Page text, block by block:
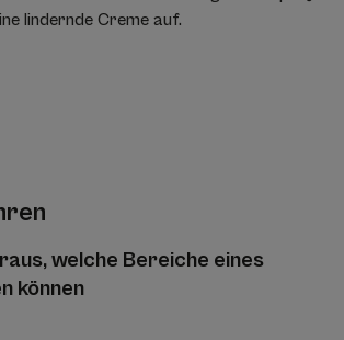
lindernde Creme auf.
welche Bereiche eines
können